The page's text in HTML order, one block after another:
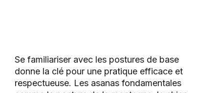
Se familiariser avec les postures de base
donne la clé pour une pratique efficace et
respectueuse. Les asanas fondamentales